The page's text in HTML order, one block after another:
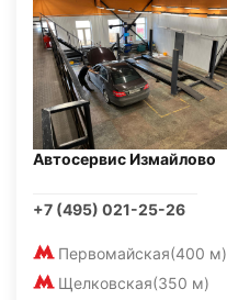
Автосервис Измайлово
+7 (495) 021-25-26
Первомайская(400 м)
Щелковская(350 м)